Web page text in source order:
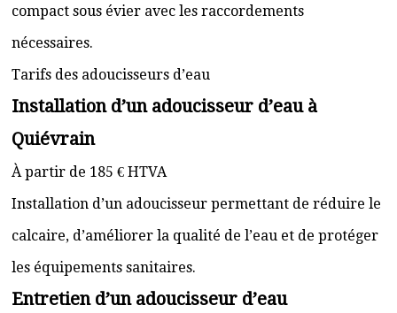
compact sous évier avec les raccordements
nécessaires.
Tarifs des adoucisseurs d’eau
Installation d’un adoucisseur d’eau à
Quiévrain
À partir de 185 € HTVA
Installation d’un adoucisseur permettant de réduire le
calcaire, d’améliorer la qualité de l’eau et de protéger
les équipements sanitaires.
Entretien d’un adoucisseur d’eau